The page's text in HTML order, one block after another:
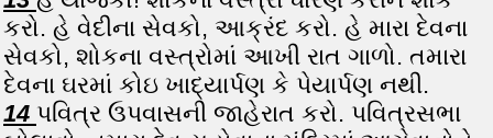
કરો. હે વેદીના સેવકો, આક્રંદ કરો. હે મારા દેવના
સેવકો, શોકના વસ્ત્રોમાં આખી રાત ગાળો. તમારા
દેવના ઘરમાં કોઇ ખાદ્યાર્પણ કે પેયાર્પણ નથી.
14 પવિત્ર ઉપવાસની જાહેરાત કરો. પવિત્રસભા